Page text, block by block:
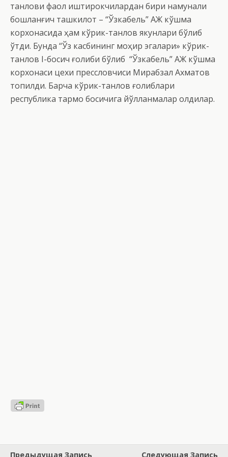
танлови фаол иштирокчилардан бири намунали
бошланғич ташкилот – “Ўзкабель” АЖ кўшма
корхонасида ҳам кўрик-танлов якунлари бўлиб
ўтди. Бунда “Ўз касбининг моҳир эгалари» кўрик-
танлов I-босқич ғолиби бўлиб “Ўзкабель” АЖ кўшма
корхонаси цехи прессловчиси Мирабзал Ахматов
топилди. Барча кўрик-танлов ғолиблари
республика тармоқ босқичига йўлланмалар олдилар.
Предыдущая Запись Следующая Запись